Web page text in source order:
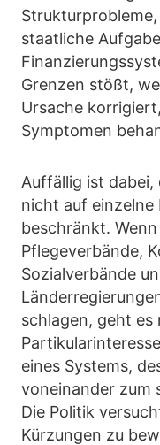
staatliche
Grenzen stößt,
Ursache
Symptomen
Auffällig ist dabei,
nicht auf einzelne
beschränkt.
Pflegeverbände,
Sozialverbände
schlagen, geht es
eines Systems,
voneinander zum
Die Politik
Kürzungen zu